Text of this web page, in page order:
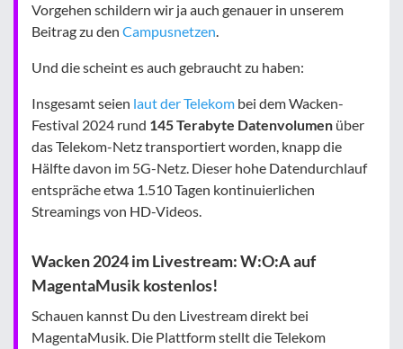
Vorgehen schildern wir ja auch genauer in unserem
Beitrag zu den Campusnetzen.
Und die scheint es auch gebraucht zu haben:
Insgesamt seien laut der Telekom bei dem Wacken-
Festival 2024 rund 145 Terabyte Datenvolumen über
das Telekom-Netz transportiert worden, knapp die
Hälfte davon im 5G-Netz. Dieser hohe Datendurchlauf
entspräche etwa 1.510 Tagen kontinuierlichen
Streamings von HD-Videos.
Wacken 2024 im Livestream: W:O:A auf
MagentaMusik kostenlos!
Schauen kannst Du den Livestream direkt bei
MagentaMusik. Die Plattform stellt die Telekom